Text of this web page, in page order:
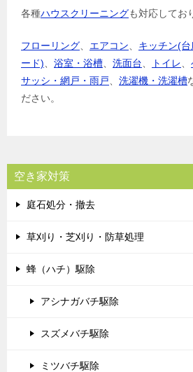
各種ハウスクリーニングも対応してお
フローリング エアコン キッチン(台
ード)
浴室・浴槽 洗面台 トイレ
サッシ・網戸・雨戸
洗濯機・洗濯槽
ださい。
空き家対策
庭石処分・撤去
草刈り・芝刈り・防草処理
蜂（ハチ）駆除
アシナガバチ駆除
スズメバチ駆除
ミツバチ駆除